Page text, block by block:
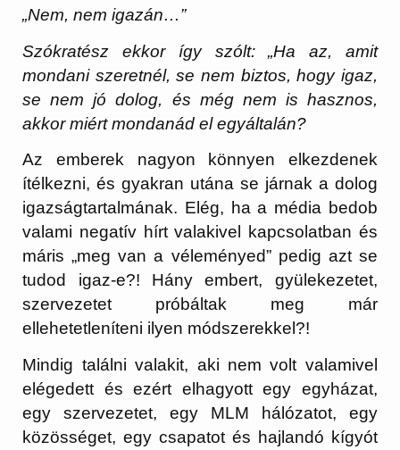
„Nem, nem igazán…”
Szókratész ekkor így szólt: „Ha az, amit
mondani szeretnél, se nem biztos, hogy igaz,
se nem jó dolog, és még nem is hasznos,
akkor miért mondanád el egyáltalán?
Az emberek nagyon könnyen elkezdenek
ítélkezni, és gyakran utána se járnak a dolog
igazságtartalmának. Elég, ha a média bedob
valami negatív hírt valakivel kapcsolatban és
máris „meg van a véleményed” pedig azt se
tudod igaz-e?! Hány embert, gyülekezetet,
szervezetet próbáltak meg már
ellehetetleníteni ilyen módszerekkel?!
Mindig találni valakit, aki nem volt valamivel
elégedett és ezért elhagyott egy egyházat,
egy szervezetet, egy MLM hálózatot, egy
közösséget, egy csapatot és hajlandó kígyót